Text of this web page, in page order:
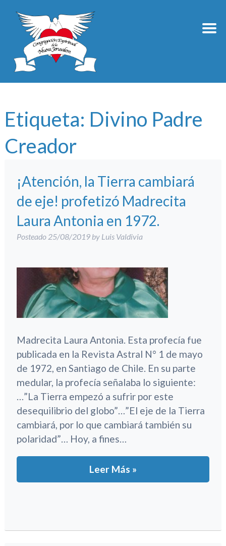
Etiqueta: Divino Padre
Creador
¡Atención, la Tierra cambiará
de eje! profetizó Madrecita
Laura Antonia en 1972.
Posteado 25/08/2019 by Luis Valdivia
Madrecita Laura Antonia. Esta profecía fue
publicada en la Revista Astral N° 1 de mayo
de 1972, en Santiago de Chile. En su parte
medular, la profecía señalaba lo siguiente:
…”La Tierra empezó a sufrir por este
desequilibrio del globo”…”El eje de la Tierra
cambiará, por lo que cambiará también su
polaridad”… Hoy, a fines…
Leer Más »